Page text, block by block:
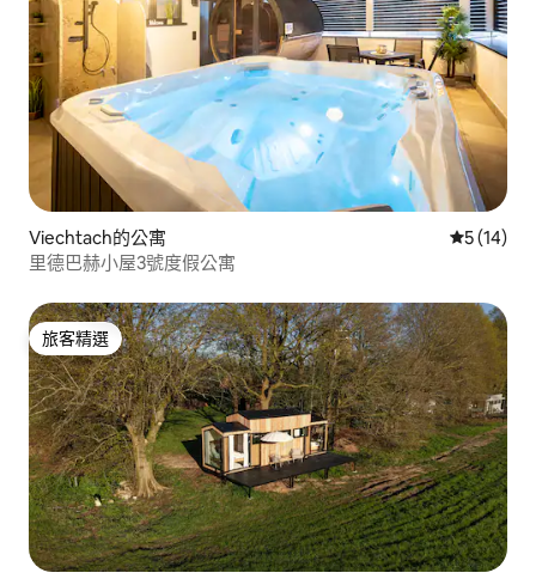
Viechtach的公寓 從 14 則
5 (14)
里德巴赫小屋3號度假公寓
旅客精選
旅客精選